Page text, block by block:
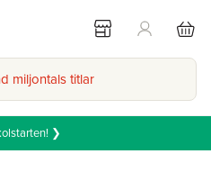
miljontals titlar
❯